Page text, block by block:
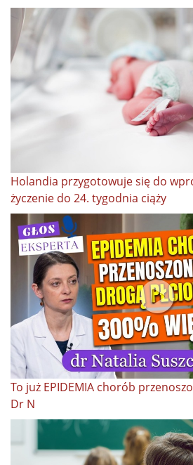
Holandia przygotowuje się do
życzenie do 24. tygodnia ciąży
To już EPIDEMIA chorób
Dr N